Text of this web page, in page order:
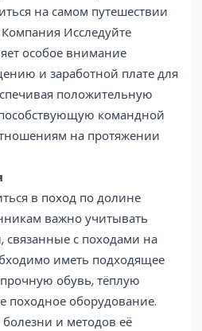
на самом путешествии
Исследуйте
особое внимание
и заработной плате для
положительную
командной
на протяжении
в поход по долине
важно учитывать
связанные с походами на
иметь подходящее
обувь, тёплую
походное оборудование.
и методов её